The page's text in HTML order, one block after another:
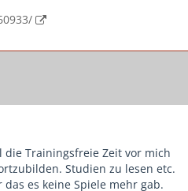
Trainingsfreie Zeit vor mich
Studien zu lesen etc.
es keine Spiele mehr gab.